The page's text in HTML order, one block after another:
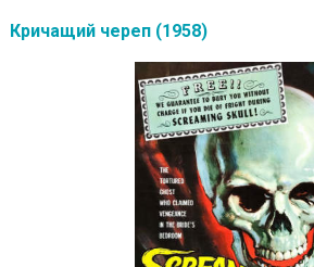
Кричащий череп (1958)